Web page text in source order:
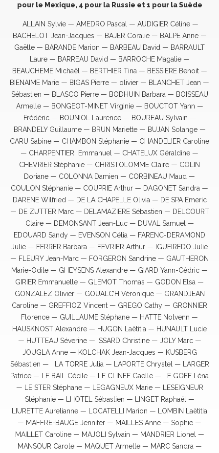
pour le Mexique, 4 pour la Russie et 1 pour la Suède
ALLAIN Sylvie — AMEDRO Pascal — AUDIGIER Céline —
BACHELOT Jean-Jacques — BAJER Coralie — BALPE Anne —
Gaëlle — BARANDE Marion — BARBEAU David — BARRAULT
Laure — BARREAU David — BARROCHE Magalie —
BEAUCHEME Michaël — BERTHIER Tina — BESSIERE Benoit —
BIENAIME Marie — BIGAS Pierre — olivier — BLANCHET Jean —
Sébastien — BLASCO Pierre — BODHUIN Barbara — BOISSEAU
Armelle — BONGEOT-MINET Virginie — BOUCTOT Yann —
Frédéric — BOUNIOL Laurence — BOUREAU Sylvain —
BRANDELY Guillaume — BRUN Mariette — BUJAN Solange —
CARU Sabine — CHAMBON Stéphanie — CHANDELIER Caroline
— CHARPENTIER Emmanuel — CHATELUX Géraldine —
CHEVRIER Stéphanie — CHRISTOLOMME Claire — COLIN
Doriane — COLONNA Damien — CORBINEAU Maud —
COULON Stéphanie — COUPRIE Arthur — DAGONET Sandra —
DARENE Wilfried — DE LA CHAPELLE Olivia — DE SPA Emeric
— DE ZUTTER Marc — DELAMAZIERE Sébastien — DELCOURT
Claire — DEMONSANT Jean-Luc — DUVAL Samuel —
EDOUARD Sandy — EVENSON Célia — FARENC-DERAMOND
Julie — FERRER Barbara — FEVRIER Arthur — IGUEIREDO Julie
— FLEURY Jean-Marc — FORGERON Sandrine — GAUTHERON
Marie-Odile — GHEYSENS Alexandre — GIARD Yann-Cédric —
GIRIER Emmanuelle — GLEMOT Thomas — GODON Elsa —
GONZALEZ Olivier — GOUALC’H Véronique — GRANDJEAN
Caroline — GREFFIOZ Vincent — GREGO Cathy — GRONNIER
Florence — GUILLAUME Stéphane — HATTE Nolvenn —
HAUSKNOST Alexandre — HUGON Laëtitia — HUNAULT Lucie
— HUTTEAU Séverine — ISSARD Christine — JOLY Marc —
JOUGLA Anne — KOLCHAK Jean-Jacques — KUSBERG
Sébastien — LA TORRE Julia — LAPORTE Chrystel — LARGER
Patrice — LE BAIL Cécile — LE CLINFF Gaelle — LE GOFF Léna
— LE STER Stéphane — LEGAGNEUX Marie — LESEIGNEUR
Stéphanie — LHOTEL Sébastien — LINGET Raphaël —
LIURETTE Aurelianne — LOCATELLI Marion — LOMBIN Laëtitia
— MAFFRE-BAUGE Jennifer — MAILLES Anne — Sophie —
MAILLET Caroline — MAJOLI Sylvain — MANDRIER Lionel —
MANSOUR Carole — MAQUET Armelle — MARC Sandra —